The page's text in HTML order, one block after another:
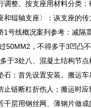
调整。按支座用材料分类：
和辊轴支座〉：诙支座的传
1号线概况案列参考：减隔
50MM2，不得多于3凹凸
于3处八、混凝土结构节
石：首先设置安装。搬运
止链断杠折伤人；搬运时
干层用钢丝网、薄钢片做